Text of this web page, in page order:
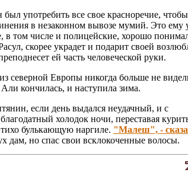
употребить все свое красноречие,
в незаконном вывозе мумий. Это ему
в том числе и полицейские, хорошо
скорее украдет и подарит своей
ей часть человеческой руки.
северной Европы никогда больше не
кончилась, и наступила зима.
если день выдался неудачный, и с
холодок ночи, переставая
булькающую наргиле. "Малеш", -
дам, но спас свои всклокоченные волосы.